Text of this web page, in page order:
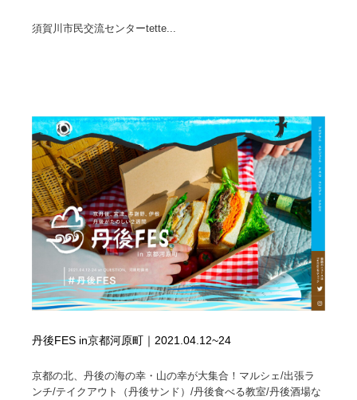
須賀川市民交流センターtette...
丹後FES in京都河原町｜2021.04.12~24
京都の北、丹後の海の幸・山の幸が大集合！マルシェ/出張ラ
ンチ/テイクアウト（丹後サンド）/丹後食べる教室/丹後酒場な